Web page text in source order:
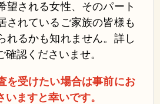
望される女性、そのパート
されているご家族の皆様も
れるかも知れません。 詳し
確認くださいませ。
を受けたい場合は事前にお
いますと幸いです。